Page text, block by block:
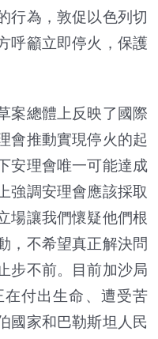
行為，敦促以色列切
呼籲立即停火，保護
案總體上反映了國際
會推動實現停火的起
安理會唯一可能達成
強調安理會應該採取
場讓我們懷疑他們根
，不希望真正解決問
步不前。目前加沙局
付出生命、遭受苦
國家和巴勒斯坦人民